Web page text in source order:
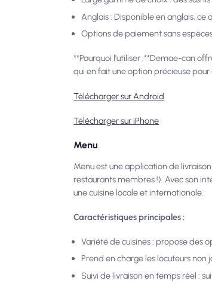
Anglais : Disponible en anglais, ce
Options de paiement sans
**Pourquoi l'utiliser :**Demae-can
qui en fait une option précieuse
Télécharger sur Android
Télécharger sur iPhone
Menu
Menu est une application de
restaurants membres !). Avec son
une cuisine locale et internationale.
Caractéristiques principales :
Variété de cuisines : propose des
Prend en charge les locuteurs non
Suivi de livraison en temps réel :